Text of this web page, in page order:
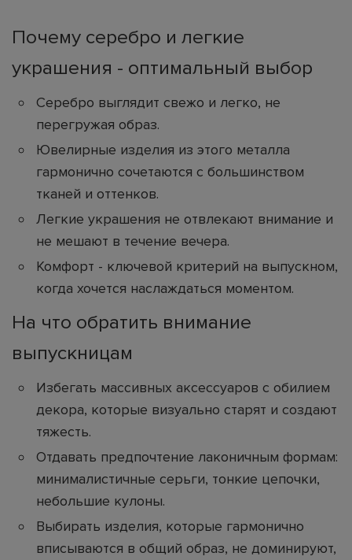
Почему серебро и легкие
украшения - оптимальный выбор
Серебро выглядит свежо и легко, не
перегружая образ.
Ювелирные изделия из этого металла
гармонично сочетаются с большинством
тканей и оттенков.
Легкие украшения не отвлекают внимание и
не мешают в течение вечера.
Комфорт - ключевой критерий на выпускном,
когда хочется наслаждаться моментом.
На что обратить внимание
выпускницам
Избегать массивных аксессуаров с обилием
декора, которые визуально старят и создают
тяжесть.
Отдавать предпочтение лаконичным формам:
минималистичные серьги, тонкие цепочки,
небольшие кулоны.
Выбирать изделия, которые гармонично
вписываются в общий образ, не доминируют,